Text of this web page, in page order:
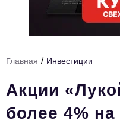
Технологии и тренды
HR
Персона номера
Главная / Инвестиции
Акции
более 4%